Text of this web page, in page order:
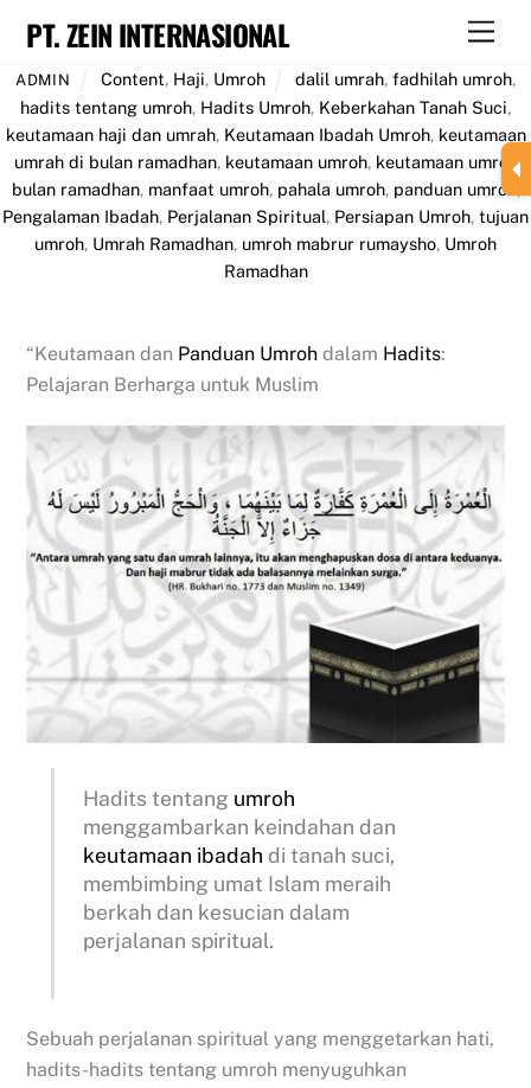
content
PT. ZEIN INTERNASIONAL
ADMIN Content, Haji, Umroh dalil umrah,fadhilah umroh,
hadits tentang umroh, Hadits Umroh, Keberkahan Tanah Suci,
keutamaan haji dan umrah, Keutamaan Ibadah Umroh, keutamaan
umrah di bulan ramadhan, keutamaan umroh, keutamaan umroh
bulan ramadhan, manfaat umroh, pahala umroh, panduan umroh
Pengalaman Ibadah, Perjalanan Spiritual, Persiapan Umroh, tujuan
umroh, Umrah Ramadhan, umroh mabrur rumaysho, Umroh
Ramadhan
“Keutamaan dan Panduan Umroh dalam Hadits:
Pelajaran Berharga untuk Muslim
Hadits tentang umroh
menggambarkan keindahan dan
keutamaan ibadah di tanah suci,
membimbing umat Islam meraih
berkah dan kesucian dalam
perjalanan spiritual.
Sebuah perjalanan spiritual yang menggetarkan hati,
hadits-hadits tentang umroh menyuguhkan